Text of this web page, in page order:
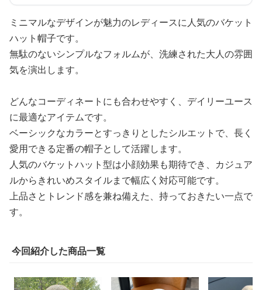
ミニマルなデザインが魅力のレディースに人気のバケット
ハット帽子です。
無駄のないシンプルなフォルムが、洗練された大人の雰囲
気を演出します。
どんなコーディネートにも合わせやすく、デイリーユース
に最適なアイテムです。
ベーシックなカラーとすっきりとしたシルエットで、長く
愛用できる定番の帽子として活躍します。
人気のバケットハット型は小顔効果も期待でき、カジュア
ルからきれいめスタイルまで幅広く対応可能です。
上品さとトレンド感を兼ね備えた、持っておきたい一点で
す。
今回紹介した商品一覧